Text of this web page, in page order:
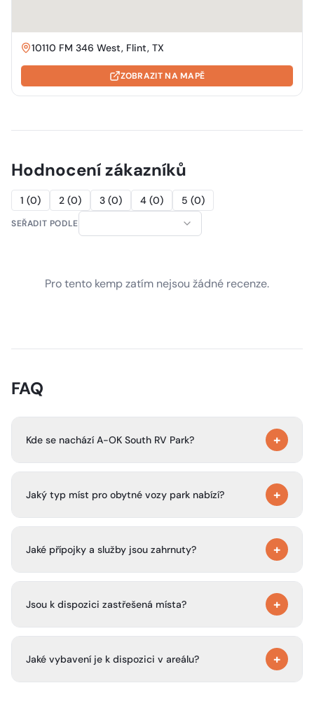
10110 FM 346 West, Flint, TX
ZOBRAZIT NA MAPĚ
Hodnocení zákazníků
1 (0) 2 (0) 3 (0) 4 (0) 5 (0)
SEŘADIT PODLE
Pro tento kemp zatím nejsou žádné recenze.
FAQ
Kde se nachází A-OK South RV Park? +
Tyleru a asi 5 minut od South Tyleru.
Jaký typ míst pro obytné vozy park nabízí? +
obytné vozy všech velikostí.
Jaké přípojky a služby jsou zahrnuty? +
30 a 50 ampérů, vodu, kanalizaci a Wi‑Fi.
Jsou k dispozici zastřešená místa? +
pro obytné vozy.
Jaké vybavení je k dispozici v areálu? +